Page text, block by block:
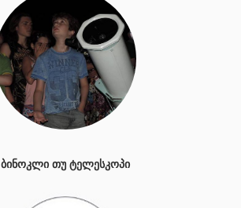
ᲑᲘᲜᲝᲙᲚᲘ ᲗᲣ ᲢᲔᲚᲔᲡᲙᲝᲞᲘ